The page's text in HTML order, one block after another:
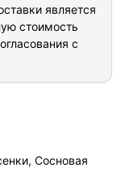
является
стоимость
с
Сосновая